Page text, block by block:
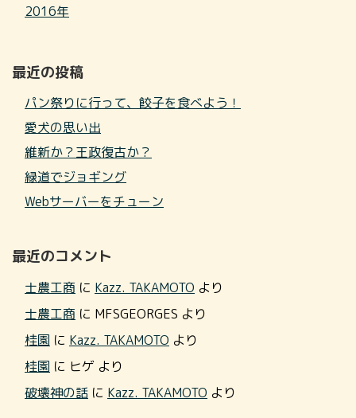
2016年
最近の投稿
パン祭りに行って、餃子を食べよう！
愛犬の思い出
維新か？王政復古か？
緑道でジョギング
Webサーバーをチューン
最近のコメント
士農工商 に Kazz. TAKAMOTO より
士農工商 に MFSGEORGES より
桂園 に Kazz. TAKAMOTO より
桂園 に ヒゲ より
破壊神の話 に Kazz. TAKAMOTO より